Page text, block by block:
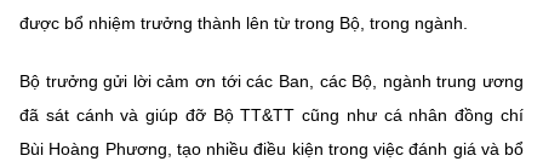
được bổ nhiệm trưởng thành lên từ trong Bộ, trong ngành.
Bộ trưởng gửi lời cảm ơn tới các Ban, các Bộ, ngành trung ương
đã sát cánh và giúp đỡ Bộ TT&TT cũng như cá nhân đồng chí
Bùi Hoàng Phương, tạo nhiều điều kiện trong việc đánh giá và bổ